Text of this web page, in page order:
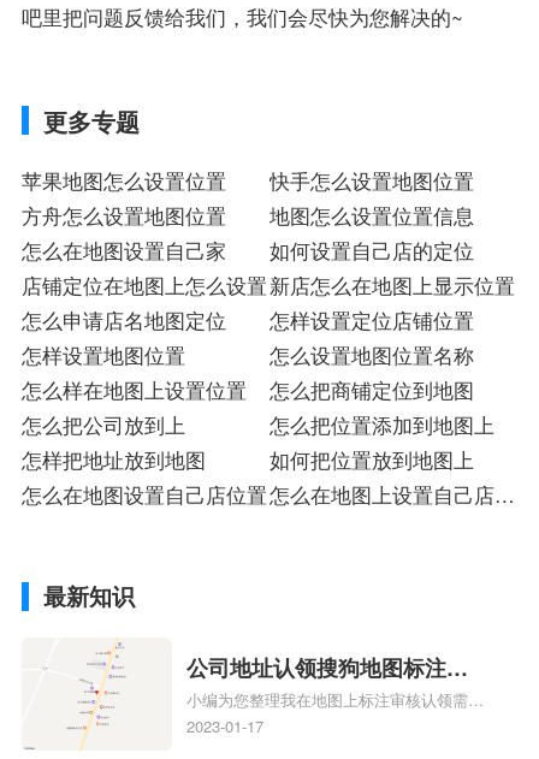
吧里把问题反馈给我们，我们会尽快为您解决的~
更多专题
苹果地图怎么设置位置
快手怎么设置地图位置
方舟怎么设置地图位置
地图怎么设置位置信息
怎么在地图设置自己家
如何设置自己店的定位
店铺定位在地图上怎么设置新店怎么在地图上显示位置
怎么申请店名地图定位
怎样设置定位店铺位置
怎样设置地图位置
怎么设置地图位置名称
怎么样在地图上设置位置
怎么把商铺定位到地图
怎么把公司放到上
怎么把位置添加到地图上
怎样把地址放到地图
如何把位置放到地图上
怎么在地图设置自己店位置怎么在地图上设置自己店的
最新知识
公司地址认领搜狗地图标注多
久审核？公司地址认领地图标
注多久审核？
小编为您整理我在地图上标注审核认领需要
多久、我在地图上标注审核认领需要多久
2023-01-17